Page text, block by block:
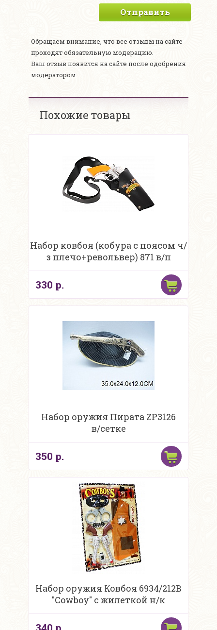
Отправить
Обращаем внимание, что все отзывы на сайте
проходят обязательную модерацию.
Ваш отзыв появится на сайте после одобрения
модератором.
Похожие товары
Набор ковбоя (кобура с поясом ч/
з плечо+револьвер) 871 в/п
330 р.
Набор оружия Пирата ZP3126
в/cетке
350 р.
Набор оружия Ковбоя 6934/212B
"Cowboy" с жилеткой н/к